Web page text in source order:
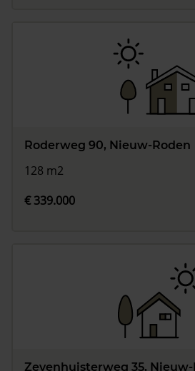
Roderweg 90, Nieuw-Roden
128 m2
€ 339.000
Zevenhuisterweg 35, Nieuw-